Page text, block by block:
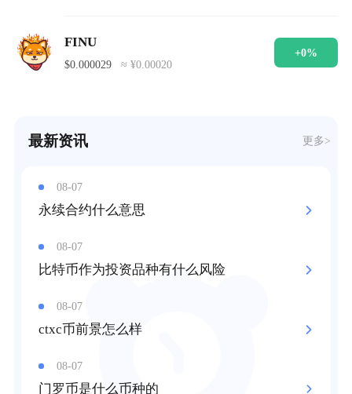
FINU
$0.000029 ≈ ¥0.00020
+0%
最新资讯 更多>
08-07
永续合约什么意思
08-07
比特币作为投资品种有什么风险
08-07
ctxc币前景怎么样
08-07
门罗币是什么币种的